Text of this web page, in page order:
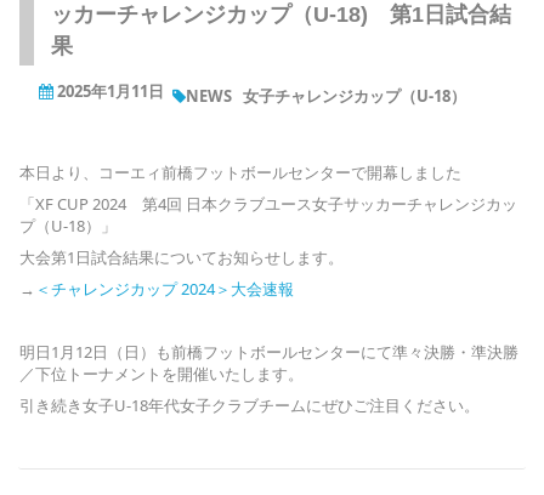
ッカーチャレンジカップ（U-18) 第1日試合結
果
2025年1月11日 NEWS 女子チャレンジカップ（U-18）
本日より、コーエィ前橋フットボールセンターで開幕しました
「XF CUP 2024 第4回 日本クラブユース女子サッカーチャレンジカッ
プ（U-18）」
大会第1日試合結果についてお知らせします。
→ ＜チャレンジカップ 2024＞大会速報
明日1月12日（日）も前橋フットボールセンターにて準々決勝・準決勝
／下位トーナメントを開催いたします。
引き続き女子U-18年代女子クラブチームにぜひご注目ください。